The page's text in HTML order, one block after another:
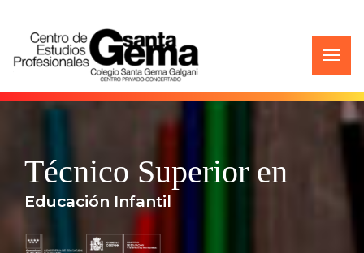
Técnico Superior en
Educación Infantil